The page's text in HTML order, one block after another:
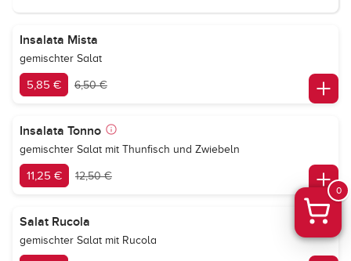
Insalata Mista
gemischter Salat
5,85 € 6,50 €
Insalata Tonno
gemischter Salat mit Thunfisch und Zwiebeln
11,25 € 12,50 €
Salat Rucola
gemischter Salat mit Rucola
0